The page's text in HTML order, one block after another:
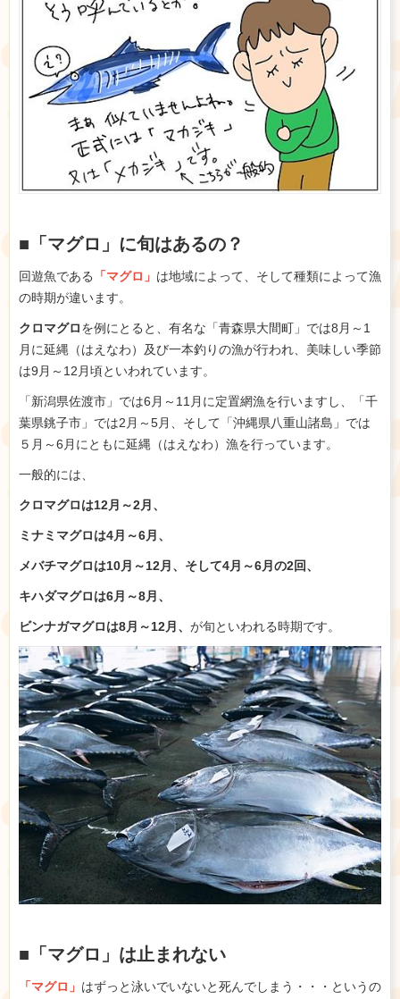
■「マグロ」に旬はあるの？
回遊魚である 「マグロ」 は地域によって、そして種類によって漁
の時期が違います。
クロマグロを例にとると、有名な「青森県大間町」では8月～1
月に延縄（はえなわ）及び一本釣りの漁が行われ、 美味しい季節
は9月～12月頃といわれています。
「新潟県佐渡市」では6月～11月に定置網漁を行いますし、「千
葉県銚子市」では2月～5月、そして「沖縄県八重山諸島」では
５月～6月にともに延縄（はえなわ）漁を行っています。
一般的には、
クロマグロは12月～2月、
ミナミマグロは4月～6月、
メバチマグロは10月～12月、そして4月～6月の2回、
キハダマグロは6月～8月、
ビンナガマグロは8月～12月、 が旬といわれる時期です。
■「マグロ」は止まれない
「マグロ」 はずっと泳いでいないと死んでしまう・・・というの